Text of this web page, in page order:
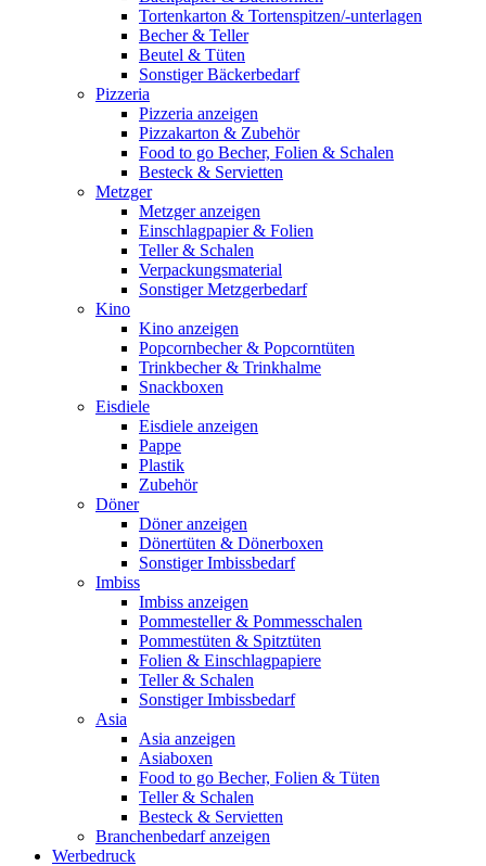
Tortenkarton & Tortenspitzen/-unterlagen
Becher & Teller
Beutel & Tüten
Sonstiger Bäckerbedarf
Pizzeria
Pizzeria anzeigen
Pizzakarton & Zubehör
Food to go Becher, Folien & Schalen
Besteck & Servietten
Metzger
Metzger anzeigen
Einschlagpapier & Folien
Teller & Schalen
Verpackungsmaterial
Sonstiger Metzgerbedarf
Kino
Kino anzeigen
Popcornbecher & Popcorntüten
Trinkbecher & Trinkhalme
Snackboxen
Eisdiele
Eisdiele anzeigen
Pappe
Plastik
Zubehör
Döner
Döner anzeigen
Dönertüten & Dönerboxen
Sonstiger Imbissbedarf
Imbiss
Imbiss anzeigen
Pommesteller & Pommesschalen
Pommestüten & Spitztüten
Folien & Einschlagpapiere
Teller & Schalen
Sonstiger Imbissbedarf
Asia
Asia anzeigen
Asiaboxen
Food to go Becher, Folien & Tüten
Teller & Schalen
Besteck & Servietten
Branchenbedarf anzeigen
Werbedruck